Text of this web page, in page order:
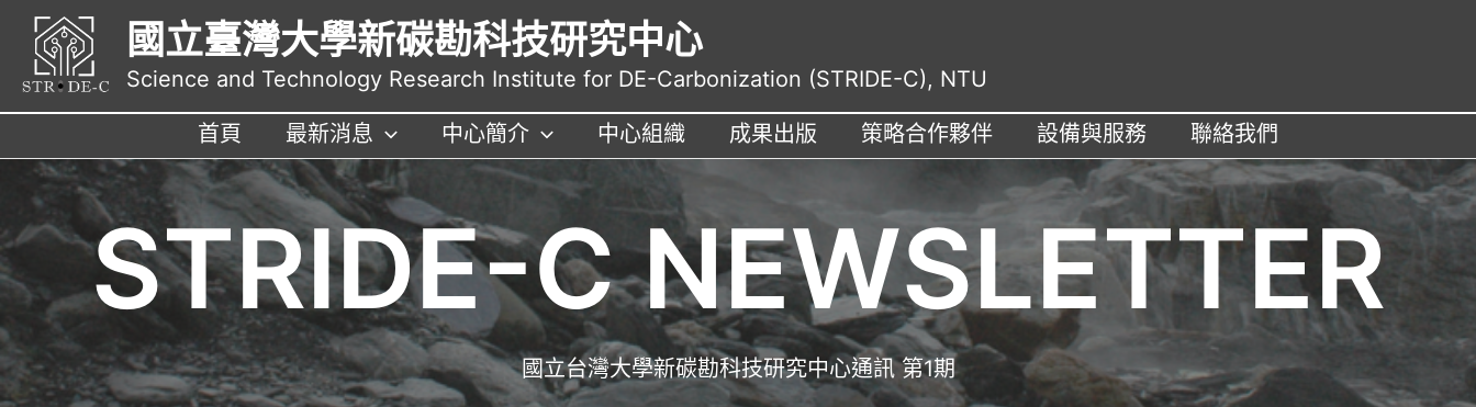
內
國立臺灣大學新碳勘科技研究中心
Science and Technology Research Institute for DE-Carbonization (STRIDE-C), NTU
首頁 最新消息 中心簡介 中心組織 成果出版 策略合作夥伴 設備與服務 聯絡我們
STRIDE-C NEWSLETTER
國立台灣大學新碳勘科技研究中心通訊 第1期